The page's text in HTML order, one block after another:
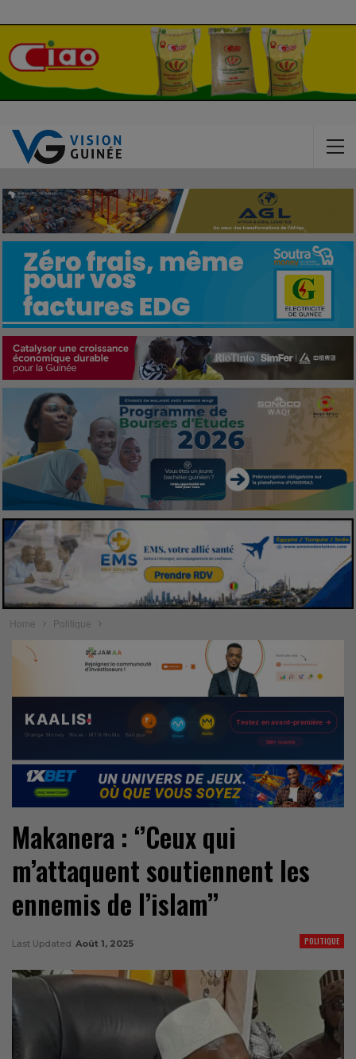
Home Politique
Makanera : ‘’Ceux qui
m’attaquent soutiennent les
ennemis de l’islam’’
POLITIQUE
Last Updated Août 1, 2025